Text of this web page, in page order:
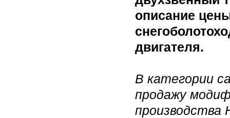
описание
двигателя.
В категории
продажу
производства